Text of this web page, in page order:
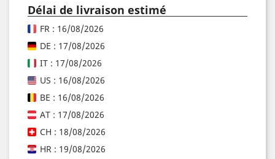
Délai de livraison estimé
FR : 16/08/2026
DE : 17/08/2026
IT : 17/08/2026
US : 16/08/2026
BE : 16/08/2026
AT : 17/08/2026
CH : 18/08/2026
HR : 19/08/2026